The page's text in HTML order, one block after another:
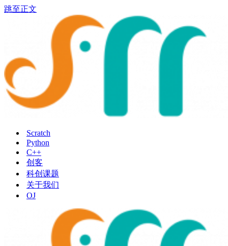
跳至正文
Scratch
Python
C++
创客
科创课题
关于我们
OJ